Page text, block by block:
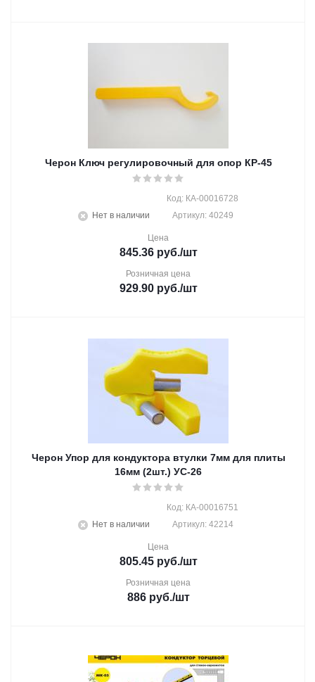
Черон Ключ регулировочный для опор КР-45
Нет в наличии
Код: КА-00016728
Артикул: 40249
Цена
845.36руб./шт
Розничная цена
929.90руб./шт
Черон Упор для кондуктора втулки 7мм для плиты
16мм (2шт.) УС-26
Нет в наличии
Код: КА-00016751
Артикул: 42214
Цена
805.45руб./шт
Розничная цена
886руб./шт